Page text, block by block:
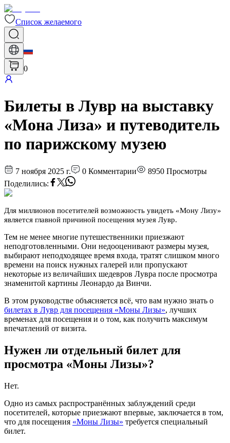
Список желаемого
0
Билеты в Лувр на выставку
«Мона Лиза» и путеводитель
по парижскому музею
7 ноября 2025 г. 0 Комментарии 8950 Просмотры
Поделились:
Для миллионов посетителей возможность увидеть «Мону Лизу»
является главной причиной посещения музея Лувр.
Тем не менее многие путешественники приезжают
неподготовленными. Они недооценивают размеры музея,
выбирают неподходящее время входа, тратят слишком много
времени на поиск нужных галерей или пропускают
некоторые из величайших шедевров Лувра после просмотра
знаменитой картины Леонардо да Винчи.
В этом руководстве объясняется всё, что вам нужно знать о
билетах в Лувр для посещения «Моны Лизы», лучших
временах для посещения и о том, как получить максимум
впечатлений от визита.
Нужен ли отдельный билет для
просмотра «Моны Лизы»?
Нет.
Одно из самых распространённых заблуждений среди
посетителей, которые приезжают впервые, заключается в том,
что для посещения «Моны Лизы» требуется специальный
билет.